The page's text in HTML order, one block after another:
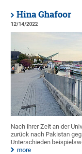
Hina Ghafoor
12/14/2022
Nach ihrer Zeit an der
zurück nach Pakistan
Unterschieden
more